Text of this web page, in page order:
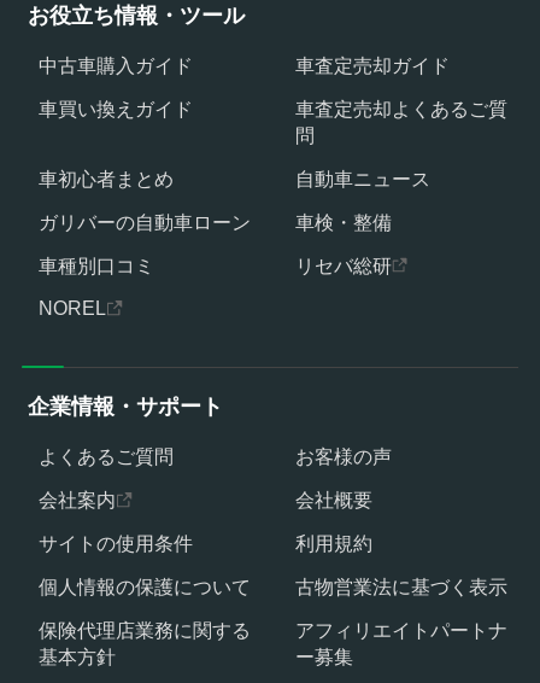
お役立ち情報・ツール
中古車購入ガイド
車査定売却ガイド
車買い換えガイド
車査定売却よくあるご質
問
車初心者まとめ
自動車ニュース
ガリバーの自動車ローン
車検・整備
車種別口コミ
リセバ総研
NOREL
企業情報・サポート
よくあるご質問
お客様の声
会社案内
会社概要
サイトの使用条件
利用規約
個人情報の保護について
古物営業法に基づく表示
保険代理店業務に関する
基本方針
アフィリエイトパートナ
ー募集